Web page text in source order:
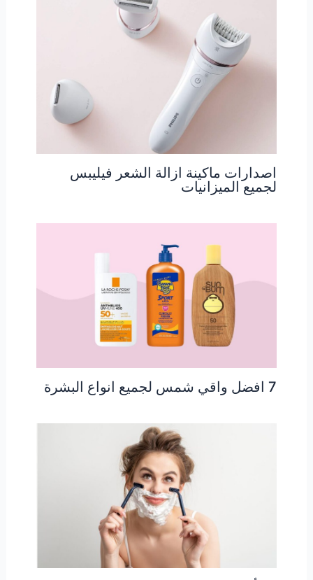
اصدارات ماكينة ازالة الشعر فيليبس
لجميع الميزانيات
7 افضل واقي شمس لجميع انواع البشرة